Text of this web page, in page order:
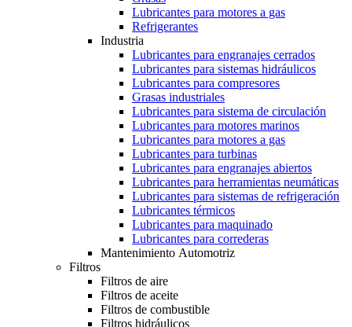
Lubricantes para motores a gas
Refrigerantes
Industria
Lubricantes para engranajes cerrados
Lubricantes para sistemas hidráulicos
Lubricantes para compresores
Grasas industriales
Lubricantes para sistema de circulación
Lubricantes para motores marinos
Lubricantes para motores a gas
Lubricantes para turbinas
Lubricantes para engranajes abiertos
Lubricantes para herramientas neumáticas
Lubricantes para sistemas de refrigeración
Lubricantes térmicos
Lubricantes para maquinado
Lubricantes para correderas
Mantenimiento Automotriz
Filtros
Filtros de aire
Filtros de aceite
Filtros de combustible
Filtros hidráulicos